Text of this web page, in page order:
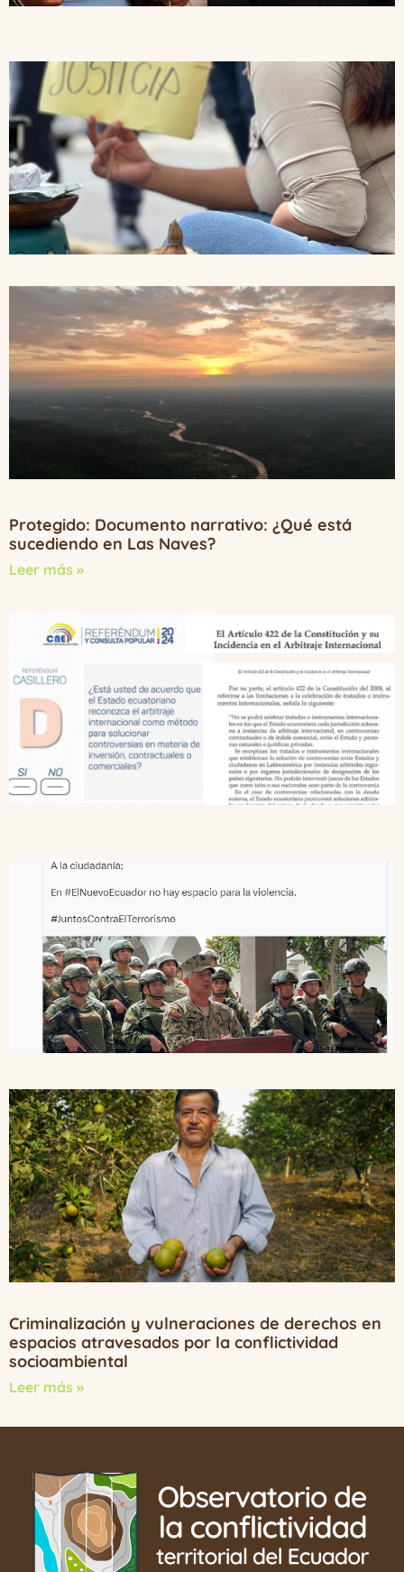
Protegido: Documento narrativo: ¿Qué está
sucediendo en Las Naves?
Leer más »
Criminalización y vulneraciones de derechos en
espacios atravesados por la conflictividad
socioambiental
Leer más »